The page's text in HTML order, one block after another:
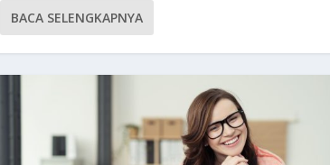
BACA SELENGKAPNYA